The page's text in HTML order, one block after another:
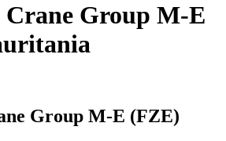
Group M-E
Group M-E (FZE)